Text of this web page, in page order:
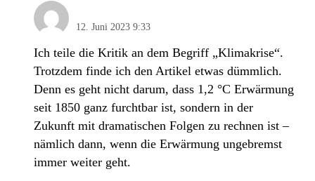
12. Juni 2023 9:33
Ich teile die Kritik an dem Begriff „Klimakrise“.
Trotzdem finde ich den Artikel etwas dümmlich.
Denn es geht nicht darum, dass 1,2 °C Erwärmung
seit 1850 ganz furchtbar ist, sondern in der
Zukunft mit dramatischen Folgen zu rechnen ist –
nämlich dann, wenn die Erwärmung ungebremst
immer weiter geht.